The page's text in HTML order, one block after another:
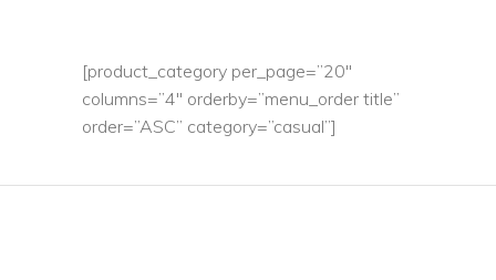
[product_category per_page=”20″
columns=”4″ orderby=”menu_order title”
order=”ASC” category=”casual”]